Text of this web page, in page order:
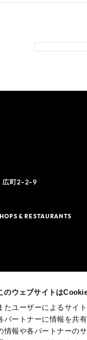
のウェブサイトは
たユーザーによるサイ
パートナーに情報を共
情報や各パートナーの
広町2-2-9
& RESTAURANTS